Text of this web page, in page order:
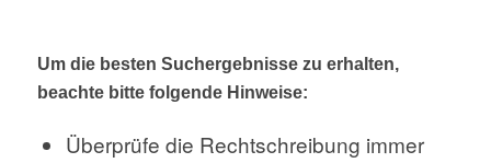
Um die besten Suchergebnisse zu erhalten,
beachte bitte folgende Hinweise:
Überprüfe die Rechtschreibung immer